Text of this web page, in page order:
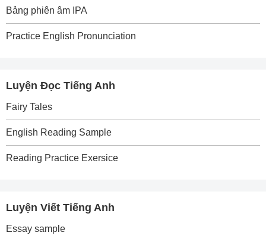
Bảng phiên âm IPA
Practice English Pronunciation
Luyện Đọc Tiếng Anh
Fairy Tales
English Reading Sample
Reading Practice Exersice
Luyện Viết Tiếng Anh
Essay sample